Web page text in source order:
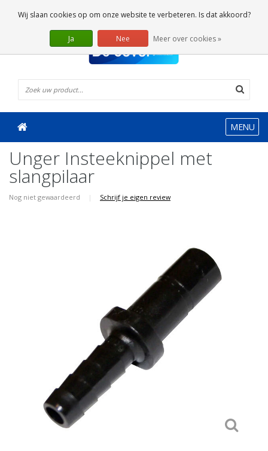
0 Artikelen
MENU
Unger Insteeknippel met
slangpilaar
Nog niet gewaardeerd | Schrijf je eigen review
Wij slaan cookies op om onze website te verbeteren. Is dat akkoord?
Ja Nee Meer over cookies »